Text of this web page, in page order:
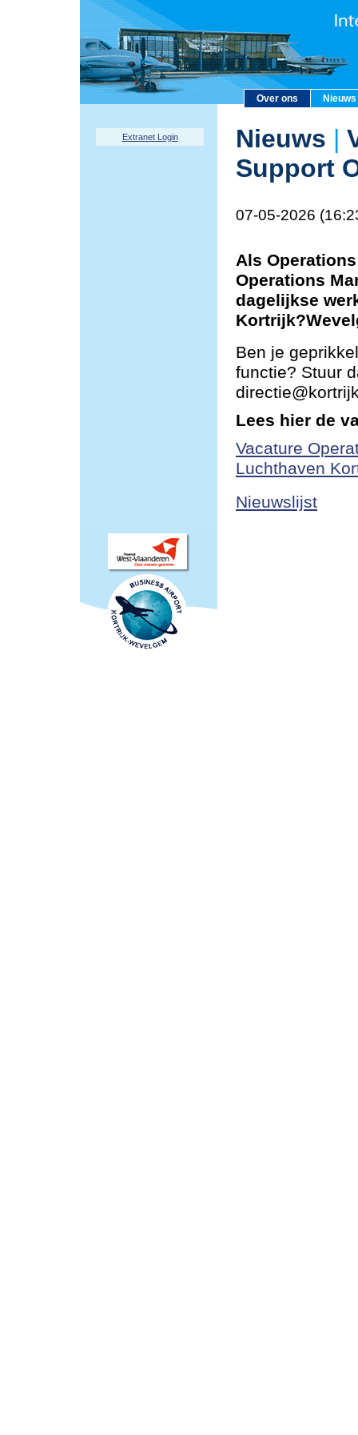
Over ons Nieuws
Extranet Login Nieuws |
Support
07-05-2026
Als
Operations
dagelijkse
Ben je
functie? Stuur
Lees hier de
Vacature
Luchthaven
Nieuwslijst